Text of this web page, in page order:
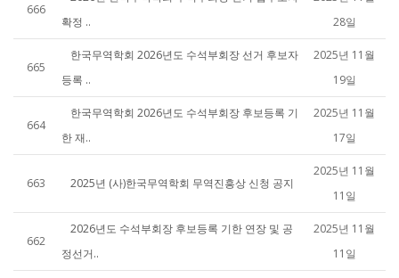
666
확정 ..
28일
665
한국무역학회 2026년도 수석부회장 선거 후보자
등록 ..
2025년 11월
19일
664
한국무역학회 2026년도 수석부회장 후보등록 기
한 재..
2025년 11월
17일
663 2025년 (사)한국무역학회 무역진흥상 신청 공지
2025년 11월
11일
662
2026년도 수석부회장 후보등록 기한 연장 및 공
정선거..
2025년 11월
11일